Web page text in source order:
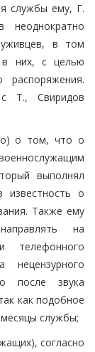
службы ему, Г.
в том
в них, с целью
распоряжения.
с Т., Свиридов
о том, что о
выполнял
о
Также ему
на
телефонного
после звука
как подобное
службы;
согласно